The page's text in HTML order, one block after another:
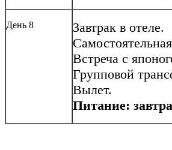
День 8
Завтрак в отеле.
Встреча с
Групповой
Вылет.
Питание: